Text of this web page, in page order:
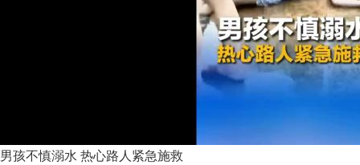
男孩不慎溺水 热心路人紧急施救